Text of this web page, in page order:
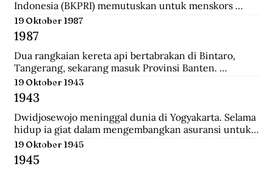
penghentian tembak menembak antara pasukan TKR
(Tentara Keamanan Rakyat) dengan tentara Jepang.
Indonesia (BKPRI) memutuskan untuk menskors
Pemuda Sosialis Indonesia (Pesindo).
19 Oktober 1987
1987
Dua rangkaian kereta api bertabrakan di Bintaro,
Tangerang, sekarang masuk Provinsi Banten.
Lokomotif dan gerbong pertama masing-masing
kereta hancur-lebur. Ratusan penumpang tewas
mengenaskan. Suara tabrakan terdengar hingga
beberapa belas meter. Kecelakaan kereta terburuk
sepanjang sejarah Indonesia. Kecelakaan ini terjadi
Senin pagi, sekira jam tujuh. Waktu padat penumpang
untuk Kereta api (KA) 225 trayek Rangkasbitung—
Jakarta Kota. Kereta ini mengangkut 1.887
19 Oktober 1943
1943
Dwidjosewojo meninggal dunia di Yogyakarta. Selama
hidup ia giat dalam mengembangkan asuransi untuk
anak negeri. Hingga OL Mij Boemipoetera dan
Merdika sebagai usaha asuransi mendapat pengakuan
badan hukum.
19 Oktober 1945
1945